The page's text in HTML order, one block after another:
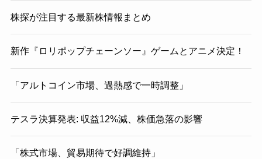
株探が注目する最新株情報まとめ
新作『ロリポップチェーンソー』ゲームとアニメ決定！
「アルトコイン市場、過熱感で一時調整」
テスラ決算発表: 収益12%減、株価急落の影響
「株式市場、貿易期待で好調維持」